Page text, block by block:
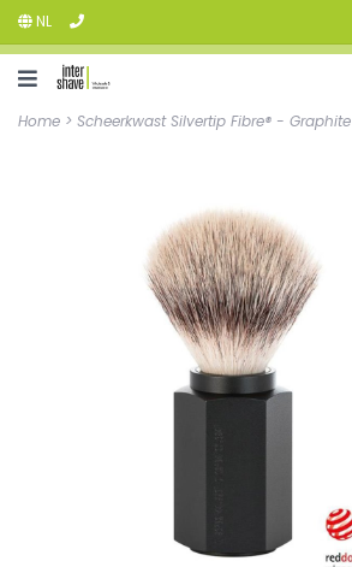
NL
Home > Scheerkwast Silvertip Fibre® - Graphite